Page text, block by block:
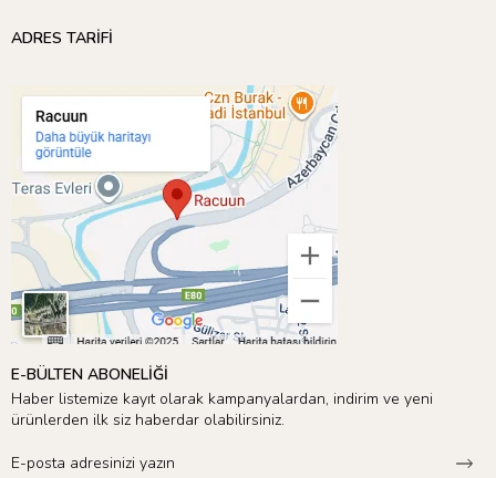
ADRES TARİFİ
E-BÜLTEN ABONELİĞİ
Haber listemize kayıt olarak kampanyalardan, indirim ve yeni
ürünlerden ilk siz haberdar olabilirsiniz.